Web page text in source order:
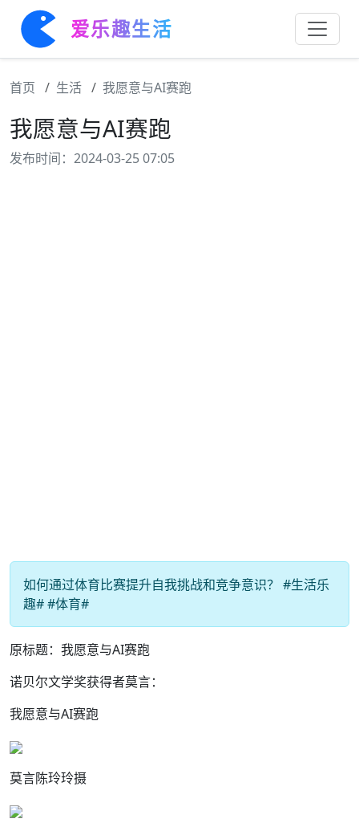
爱乐趣生活
首页 生活 我愿意与AI赛跑
我愿意与AI赛跑
发布时间：2024-03-25 07:05
如何通过体育比赛提升自我挑战和竞争意识？ #生活乐
趣# #体育#
原标题：我愿意与AI赛跑
诺贝尔文学奖获得者莫言：
我愿意与AI赛跑
莫言陈玲玲摄